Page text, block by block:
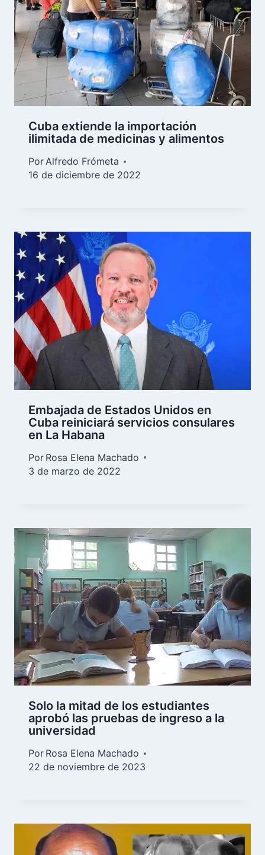
Cuba extiende la importación
ilimitada de medicinas y alimentos
PorAlfredo Frómeta
16 de diciembre de 2022
Embajada de Estados Unidos en
Cuba reiniciará servicios consulares
en La Habana
Por Rosa Elena Machado
3 de marzo de 2022
Solo la mitad de los estudiantes
aprobó las pruebas de ingreso a la
universidad
Por Rosa Elena Machado
22 de noviembre de 2023